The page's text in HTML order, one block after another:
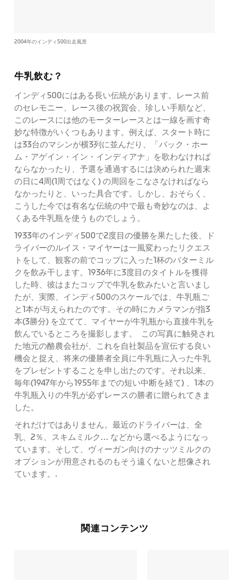
2004年のインディ500出走風景
牛乳飲む？
インディ500にはある長い伝統があります。レース前
のセレモニー、レース後の祝賀会、珍しい手順など、
このレースには他のモーターレースとは一線を画す奇
妙な特徴がいくつもあります。例えば、スタート時に
は33台のマシンが横3列に並んだり、「バック・ホー
ム・アゲイン・イン・インディアナ」を歌わなければ
ならなかったり、予選を通過するには決められた週末
の日に4周(1周ではなく) の周回をこなさなければなら
なかったりと、いった具合です。しかし、おそらく、
こうした今では有名な伝統の中で最も奇妙なのは、よ
くある牛乳瓶を使うものでしょう。
1933年のインディ500で2度目の優勝を果たした後、ド
ライバーのルイス・マイヤーは一風変わったリクエス
トをして、観客の前でコップに入った1杯のバターミル
クを飲み干します。1936年に3度目のタイトルを獲得
した時、彼はまたコップで牛乳を飲みたいと言いまし
たが、実際、インディ500のスケールでは、牛乳瓶ご
と1本が与えられたのです。その時にカメラマンが指3
本(3勝分) を立てて、マイヤーが牛乳瓶から直接牛乳を
飲んでいるところを撮影します。 この写真に触発され
た地元の酪農会社が、これを自社製品を宣伝する良い
機会と捉え、将来の優勝者全員に牛乳瓶に入った牛乳
をプレゼントすることを申し出たのです。それ以来、
毎年(1947年から1955年までの短い中断を経て) 、1本の
牛乳瓶入りの牛乳が必ずレースの勝者に贈られてきま
した。
それだけではありません。最近のドライバーは、全
乳、2％、スキムミルク… などから選べるようになっ
ています。そして、ヴィーガン向けのナッツミルクの
オプションが用意されるのもそう遠くないと想像され
ています。.
関連コンテンツ